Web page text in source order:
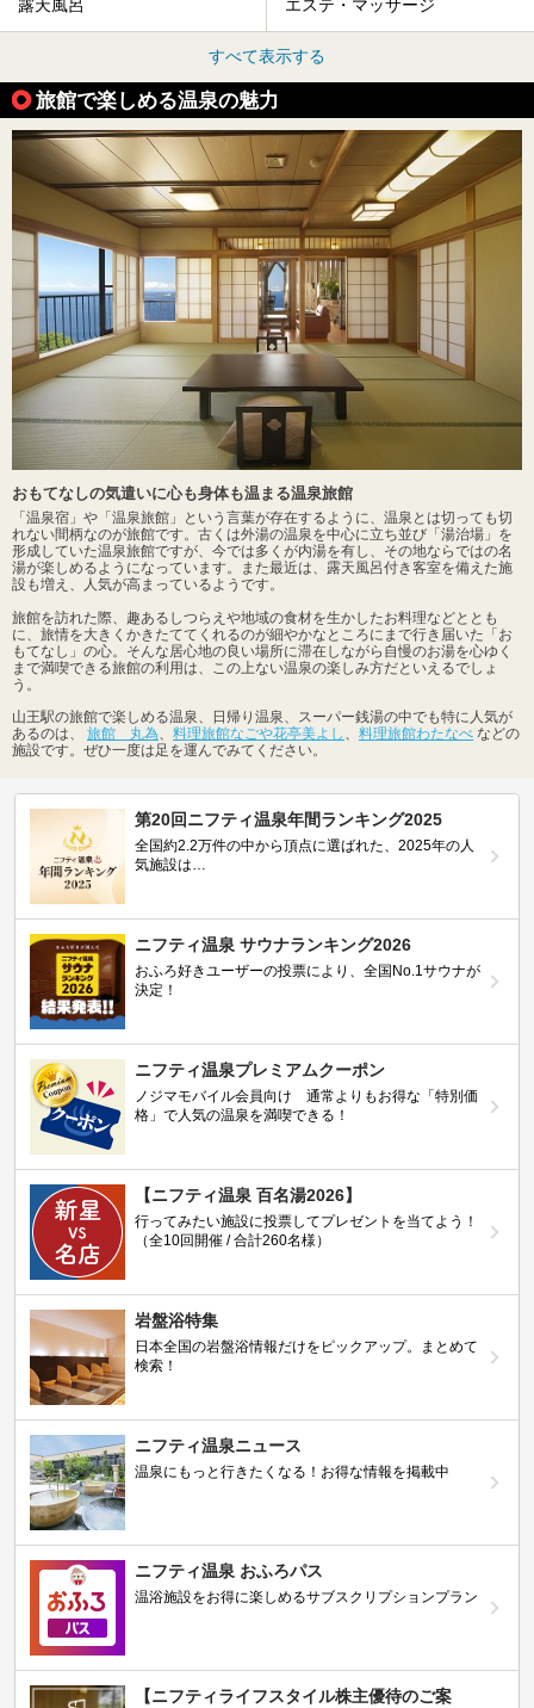
露天風呂 エステ・マッサージ
すべて表示する
旅館で楽しめる温泉の魅力
おもてなしの気遣いに心も身体も温まる温泉旅館
「温泉宿」や「温泉旅館」という言葉が存在するように、温泉とは切っても切
れない間柄なのが旅館です。古くは外湯の温泉を中心に立ち並び「湯治場」を
形成していた温泉旅館ですが、今では多くが内湯を有し、その地ならではの名
湯が楽しめるようになっています。また最近は、露天風呂付き客室を備えた施
設も増え、人気が高まっているようです。
旅館を訪れた際、趣あるしつらえや地域の食材を生かしたお料理などととも
に、旅情を大きくかきたててくれるのが細やかなところにまで行き届いた「お
もてなし」の心。そんな居心地の良い場所に滞在しながら自慢のお湯を心ゆく
まで満喫できる旅館の利用は、この上ない温泉の楽しみ方だといえるでしょ
う。
山王駅の旅館で楽しめる温泉、日帰り温泉、スーパー銭湯の中でも特に人気が
あるのは、 旅館 丸為 料理旅館なごや花亭美よし 料理旅館わたなべ などの
施設です。ぜひ一度は足を運んでみてください。
第20回ニフティ温泉年間ランキング2025
全国約2.2万件の中から頂点に選ばれた、2025年の人
気施設は…
ニフティ温泉 サウナランキング2026
おふろ好きユーザーの投票により、全国No.1サウナが
決定！
ニフティ温泉プレミアムクーポン
ノジマモバイル会員向け 通常よりもお得な「特別価
格」で人気の温泉を満喫できる！
【ニフティ温泉 百名湯2026】
行ってみたい施設に投票してプレゼントを当てよう！
（全10回開催 / 合計260名様）
岩盤浴特集
日本全国の岩盤浴情報だけをピックアップ。まとめて
検索！
ニフティ温泉ニュース
温泉にもっと行きたくなる！お得な情報を掲載中
ニフティ温泉 おふろパス
温浴施設をお得に楽しめるサブスクリプションプラン
【ニフティライフスタイル株主優待のご案